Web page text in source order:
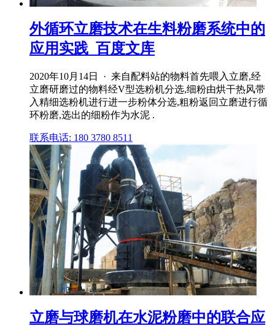
外循环立磨技术在生料粉磨系统中的
应用实践_百度文库
2020年10月14日 · 来自配料站的物料首先喂入立磨,经
立磨研磨过的物料经V型选粉机分选,细粉由烘干热风带
入精细选粉机进行进一步粉体分选,粗粉返回立磨进行循
环粉磨,选出的细粉作为水泥 .
联系电话: 180 3780 8511
立磨与球磨机在水泥粉磨中的联合应